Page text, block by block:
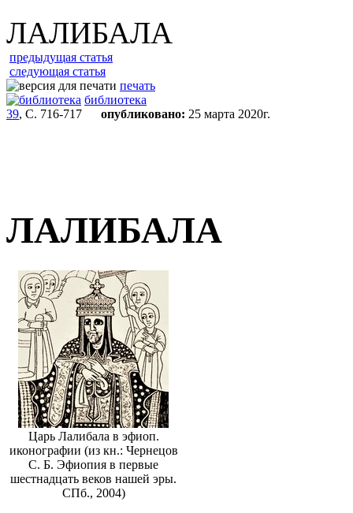
ЛАЛИБАЛА
предыдущая статья
следующая статья
печать
библиотека
39, С. 716-717 опубликовано: 25 марта 2020г.
ЛАЛИБАЛА
Царь Лалибала в эфиоп.
иконографии (из кн.: Чернецов
С. Б. Эфиопия в первые
шестнадцать веков нашей эры.
СПб., 2004)